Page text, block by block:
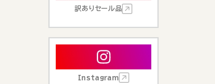
訳ありセール品
Instagram